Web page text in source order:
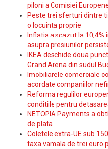
piloni a Comisiei Europene
Peste trei sferturi dintre
o locuinta proprie
Inflatia a scazut la
asupra presiunilor
IKEA deschide doua
Grand Arena din sudul
Imobiliarele comerciale
acordate companiilor
Reforma regulilor
conditiile pentru
NETOPIA Payments a
de plata
Coletele extra-UE sub
taxa vamala de trei euro